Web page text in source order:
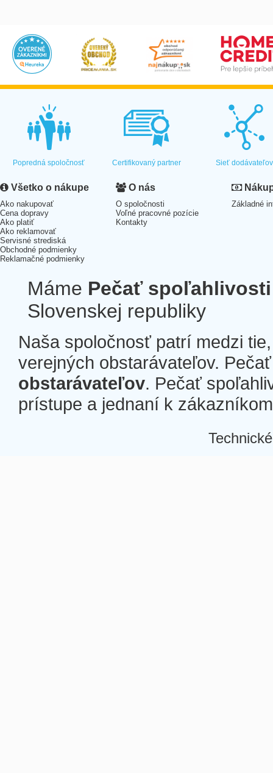
Popredná spoločnosť Certifikovaný partner Sieť dodávateľov
Všetko o nákupe
Ako nakupovať
Cena dopravy
Ako platiť
Ako reklamovať
Servisné strediská
Obchodné podmienky
Reklamačné podmienky
O nás
O spoločnosti
Voľné pracovné pozície
Kontakty
Základné
Máme Pečať spoľahlivosti
Slovenskej republiky
Naša spoločnosť patrí medzi
verejných obstarávateľov.
obstarávateľov. Pečať
prístupe a jednaní k